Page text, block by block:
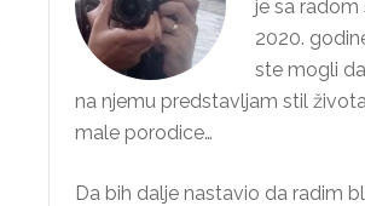
je sa radom
2020.
ste mogli
na njemu predstavljam stil
male porodice…
Da bih dalje nastavio da radim